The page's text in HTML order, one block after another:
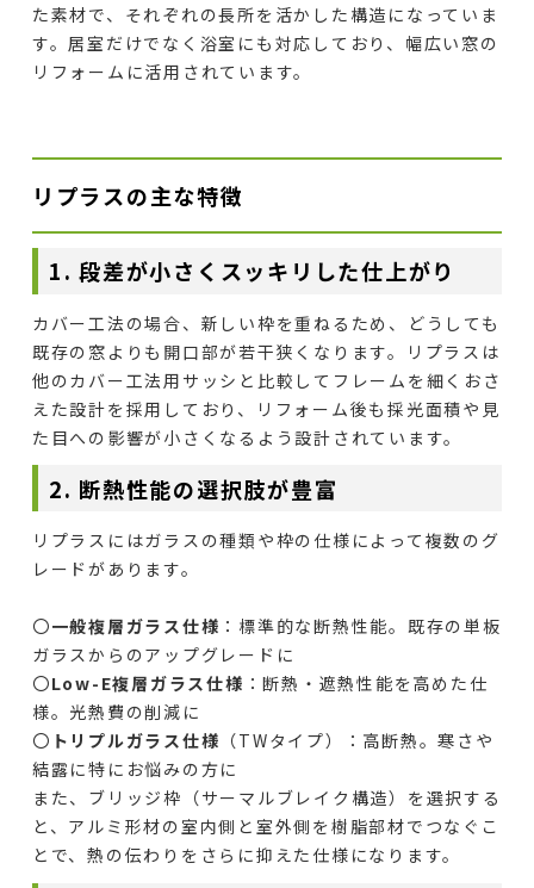
た素材で、それぞれの長所を活かした構造になっていま
す。居室だけでなく浴室にも対応しており、幅広い窓の
リフォームに活用されています。
リプラスの主な特徴
1. 段差が小さくスッキリした仕上がり
カバー工法の場合、新しい枠を重ねるため、どうしても
既存の窓よりも開口部が若干狭くなります。リプラスは
他のカバー工法用サッシと比較してフレームを細くおさ
えた設計を採用しており、リフォーム後も採光面積や見
た目への影響が小さくなるよう設計されています。
2. 断熱性能の選択肢が豊富
リプラスにはガラスの種類や枠の仕様によって複数のグ
レードがあります。
〇一般複層ガラス仕様 ：標準的な断熱性能。既存の単板
ガラスからのアップグレードに
〇Low-E複層ガラス仕様 ：断熱・遮熱性能を高めた仕
様。光熱費の削減に
〇 トリプルガラス仕様 （TWタイプ）：高断熱。寒さや
結露に特にお悩みの方に
また、ブリッジ枠（サーマルブレイク構造）を選択する
と、アルミ形材の室内側と室外側を樹脂部材でつなぐこ
とで、熱の伝わりをさらに抑えた仕様になります。